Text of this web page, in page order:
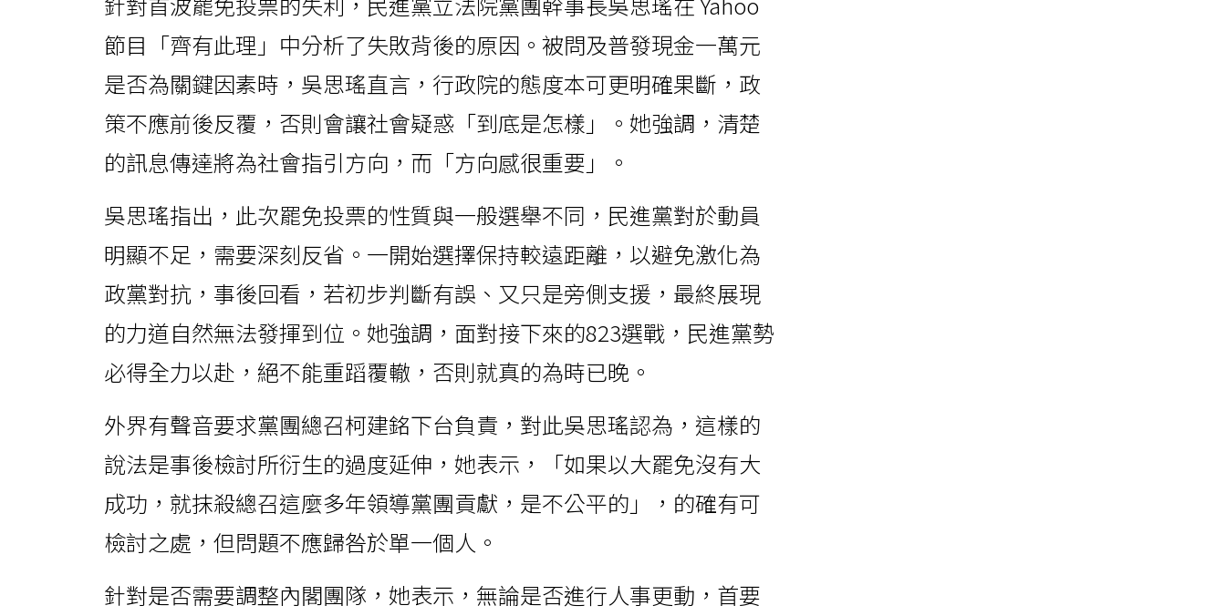
節目「齊有此理」中分析了失敗背後的原因。被問及普發現金一萬元
是否為關鍵因素時，吳思瑤直言，行政院的態度本可更明確果斷，政
策不應前後反覆，否則會讓社會疑惑「到底是怎樣」。她強調，清楚
的訊息傳達將為社會指引方向，而「方向感很重要」。
吳思瑤指出，此次罷免投票的性質與一般選舉不同，民進黨對於動員
明顯不足，需要深刻反省。一開始選擇保持較遠距離，以避免激化為
政黨對抗，事後回看，若初步判斷有誤、又只是旁側支援，最終展現
的力道自然無法發揮到位。她強調，面對接下來的823選戰，民進黨勢
必得全力以赴，絕不能重蹈覆轍，否則就真的為時已晚。
外界有聲音要求黨團總召柯建銘下台負責，對此吳思瑤認為，這樣的
說法是事後檢討所衍生的過度延伸，她表示，「如果以大罷免沒有大
成功，就抹殺總召這麼多年領導黨團貢獻，是不公平的」，的確有可
檢討之處，但問題不應歸咎於單一個人。
針對是否需要調整內閣團隊，她表示，無論是否進行人事更動，首要